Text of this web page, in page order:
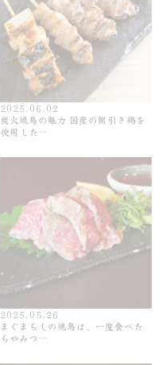
2025.06.02
炭火焼鳥の魅力 国産の朝引き鶏を
使用した…
2025.05.26
まぐまらしの焼鳥は、一度食べた
らやみつ…